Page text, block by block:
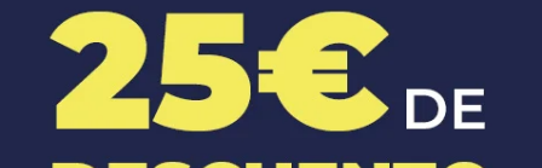
cerraduras de coches y casas.​